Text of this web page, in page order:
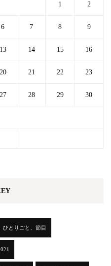
1 2
6 7 8 9
13 14 15 16
20 21 22 23
27 28 29 30
ひとりごと、節目